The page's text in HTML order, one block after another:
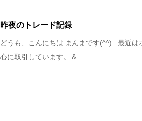
昨夜のトレード記録
どうも、こんにちは まんまです(^^) 最近は
心に取引しています。 &...